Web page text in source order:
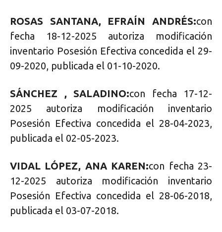
ROSAS SANTANA, EFRAÍN ANDRÉS:con
fecha 18-12-2025 autoriza modificación
inventario Posesión Efectiva concedida el 29-
09-2020, publicada el 01-10-2020.
SÁNCHEZ , SALADINO:con fecha 17-12-
2025 autoriza modificación inventario
Posesión Efectiva concedida el 28-04-2023,
publicada el 02-05-2023.
VIDAL LÓPEZ, ANA KAREN:con fecha 23-
12-2025 autoriza modificación inventario
Posesión Efectiva concedida el 28-06-2018,
publicada el 03-07-2018.